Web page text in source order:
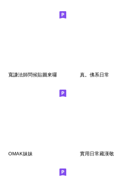
寬謙法師問候貼圖來囉 真。佛系日常
OMAK妹妹